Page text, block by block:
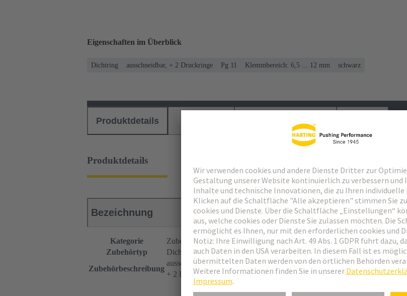
Eigenschaften im Überblick
Dichtring ausschneidbar, + 2 Druckringe Pg 11 Klemmbereich: 6,5 ... 12 mm schwarz
Produktdetails
Produktdetails
Bezeichnung
Kategorie
Zubehör
Zubehörtyp
Dichtring
Zubehörbeschreibung
ausschneidbar
+ 2 Druckringe